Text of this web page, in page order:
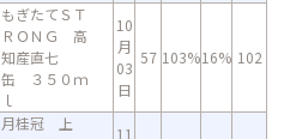
もぎたてＳＴ
ＲＯＮＧ 高
知産直七
缶 ３５０ｍ
ｌ
10
月
03
日
57 103%16% 102
月桂冠 上
11